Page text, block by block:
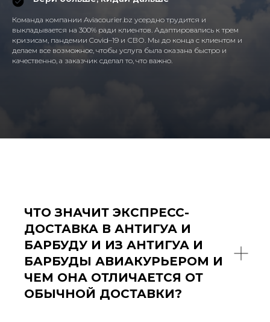
Команда компании Aviacourier.bz усердно трудится и
выкладывается на 300% ради клиентов. Адаптировались к трем
кризисам, пандемии Covid–19 и СВО. Мы до конца с клиентом и
делаем все возможное, чтобы услуга была оказана быстро и
качественно, а заказчик сделал то, что важно.
ЧТО ЗНАЧИТ ЭКСПРЕСС-
ДОСТАВКА В АНТИГУА И
БАРБУДУ И ИЗ АНТИГУА И
БАРБУДЫ АВИАКУРЬЕРОМ И
ЧЕМ ОНА ОТЛИЧАЕТСЯ ОТ
ОБЫЧНОЙ ДОСТАВКИ?